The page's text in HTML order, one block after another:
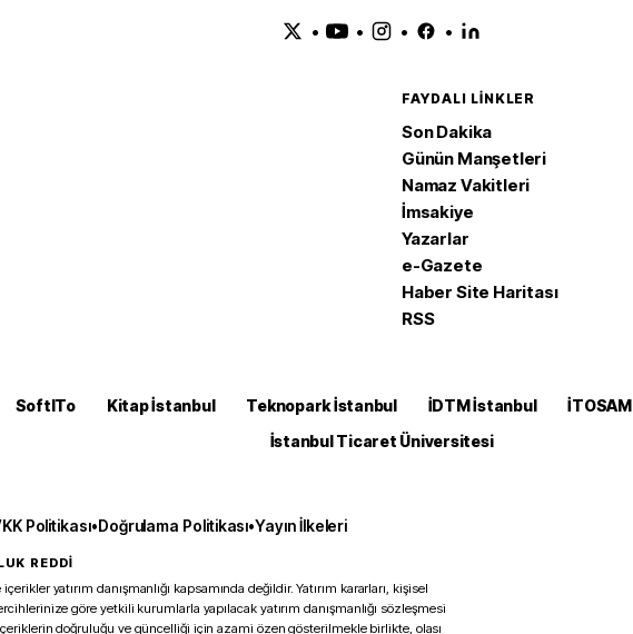
• • • •
FAYDALI LINKLER
Son Dakika
Günün Manşetleri
Namaz Vakitleri
İmsakiye
Yazarlar
e-Gazete
Haber Site Haritası
RSS
SoftITo Kitap İstanbul Teknopark İstanbul İDTM İstanbul İTOSAM
İstanbul Ticaret Üniversitesi
Politikası•Doğrulama Politikası•Yayın İlkeleri
REDDİ
yatırım danışmanlığı kapsamında değildir. Yatırım kararları, kişisel
göre yetkili kurumlarla yapılacak yatırım danışmanlığı sözleşmesi
doğruluğu ve güncelliği için azami özen gösterilmekle birlikte, olası